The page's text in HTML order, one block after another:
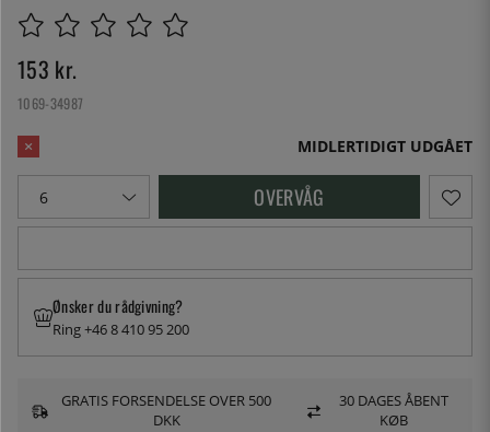
153 kr.
1069-34987
MIDLERTIDIGT UDGÅET
OVERVÅG
Ønsker du rådgivning?
Ring +46 8 410 95 200
GRATIS FORSENDELSE OVER 500
DKK
30 DAGES ÅBENT
KØB